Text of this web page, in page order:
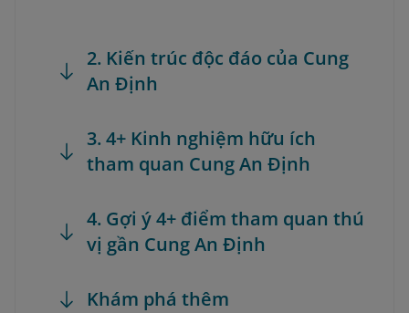
2. Kiến trúc độc đáo của Cung
An Định
3. 4+ Kinh nghiệm hữu ích
tham quan Cung An Định
4. Gợi ý 4+ điểm tham quan thú
vị gần Cung An Định
Khám phá thêm